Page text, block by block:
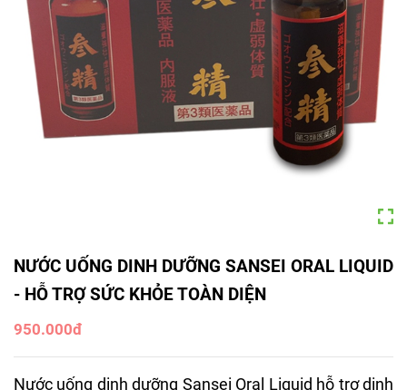
NƯỚC UỐNG DINH DƯỠNG SANSEI ORAL LIQUID
- HỖ TRỢ SỨC KHỎE TOÀN DIỆN
950.000đ
Nước uống dinh dưỡng Sansei Oral Liquid hỗ trợ dinh